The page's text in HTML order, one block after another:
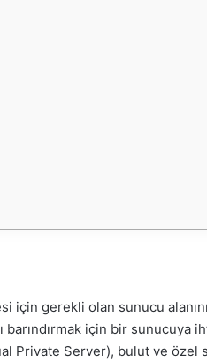
için gerekli olan sunucu
barındırmak için bir sunucuya
Private Server), bulut ve özel